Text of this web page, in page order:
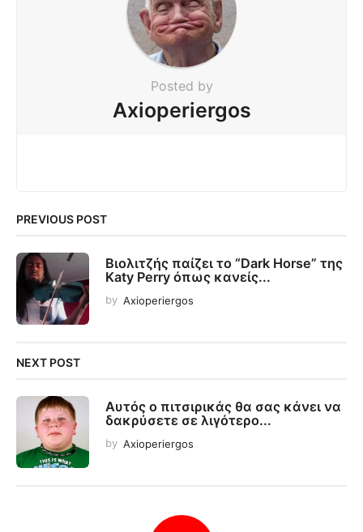
Posted by
Axioperiergos
PREVIOUS POST
Βιολιτζής παίζει το “Dark Horse” της
Katy Perry όπως κανείς...
by Axioperiergos
NEXT POST
Αυτός ο πιτσιρικάς θα σας κάνει να
δακρύσετε σε λιγότερο...
by Axioperiergos